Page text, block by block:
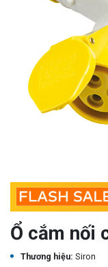
Ổ cắm nối
Thương hiệu: Siron